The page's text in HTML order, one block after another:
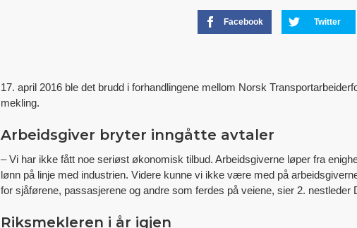
Facebook Twitter
17. april 2016 ble det brudd i forhandlingene mellom Norsk
mekling.
Arbeidsgiver bryter inngåtte avtaler
– Vi har ikke fått noe seriøst økonomisk tilbud. Arbeidsgiverne løper fra
lønn på linje med industrien. Videre kunne vi ikke være med på
for sjåførene, passasjerene og andre som ferdes på veiene, sier 2.
Riksmekleren i år igjen